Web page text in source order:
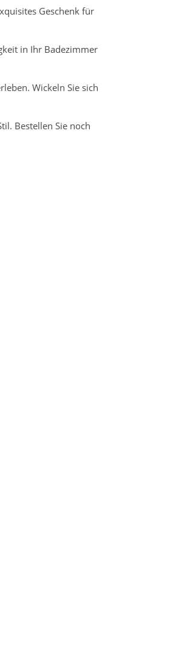
Geschenk für
in Ihr Badezimmer
Wickeln Sie sich
Bestellen Sie noch